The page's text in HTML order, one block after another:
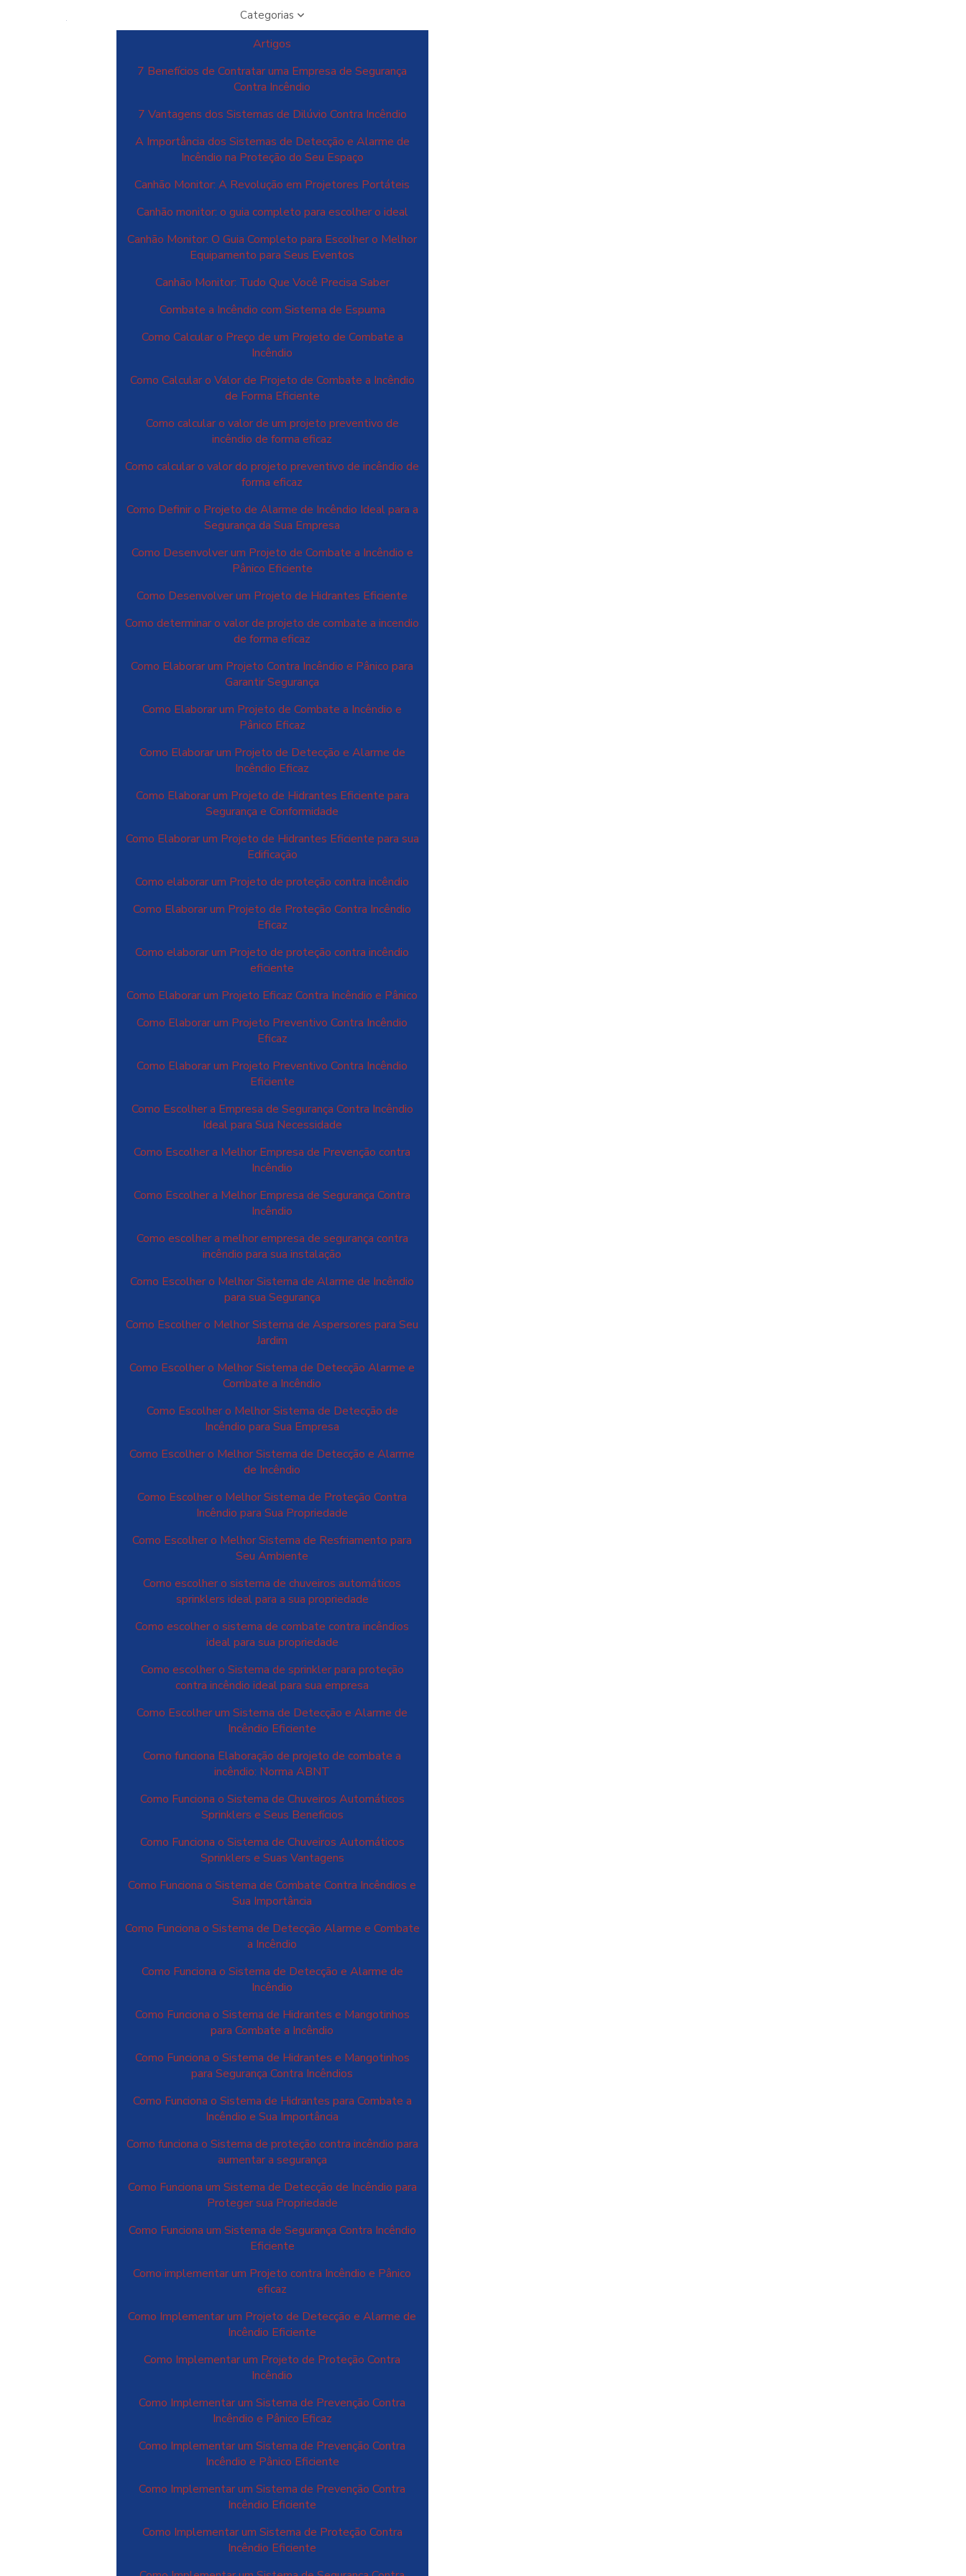
Categorias
Artigos
7 Benefícios de Contratar uma Empresa de Segurança
Contra Incêndio
7 Vantagens dos Sistemas de Dilúvio Contra Incêndio
A Importância dos Sistemas de Detecção e Alarme de
Incêndio na Proteção do Seu Espaço
Canhão Monitor: A Revolução em Projetores Portáteis
Canhão monitor: o guia completo para escolher o ideal
Canhão Monitor: O Guia Completo para Escolher o Melhor
Equipamento para Seus Eventos
Canhão Monitor: Tudo Que Você Precisa Saber
Combate a Incêndio com Sistema de Espuma
Como Calcular o Preço de um Projeto de Combate a
Incêndio
Como Calcular o Valor de Projeto de Combate a Incêndio
de Forma Eficiente
Como calcular o valor de um projeto preventivo de
incêndio de forma eficaz
Como calcular o valor do projeto preventivo de incêndio de
forma eficaz
Como Definir o Projeto de Alarme de Incêndio Ideal para a
Segurança da Sua Empresa
Como Desenvolver um Projeto de Combate a Incêndio e
Pânico Eficiente
Como Desenvolver um Projeto de Hidrantes Eficiente
Como determinar o valor de projeto de combate a incendio
de forma eficaz
Como Elaborar um Projeto Contra Incêndio e Pânico para
Garantir Segurança
Como Elaborar um Projeto de Combate a Incêndio e
Pânico Eficaz
Como Elaborar um Projeto de Detecção e Alarme de
Incêndio Eficaz
Como Elaborar um Projeto de Hidrantes Eficiente para
Segurança e Conformidade
Como Elaborar um Projeto de Hidrantes Eficiente para sua
Edificação
Como elaborar um Projeto de proteção contra incêndio
Como Elaborar um Projeto de Proteção Contra Incêndio
Eficaz
Como elaborar um Projeto de proteção contra incêndio
eficiente
Como Elaborar um Projeto Eficaz Contra Incêndio e Pânico
Como Elaborar um Projeto Preventivo Contra Incêndio
Eficaz
Como Elaborar um Projeto Preventivo Contra Incêndio
Eficiente
Como Escolher a Empresa de Segurança Contra Incêndio
Ideal para Sua Necessidade
Como Escolher a Melhor Empresa de Prevenção contra
Incêndio
Como Escolher a Melhor Empresa de Segurança Contra
Incêndio
Como escolher a melhor empresa de segurança contra
incêndio para sua instalação
Como Escolher o Melhor Sistema de Alarme de Incêndio
para sua Segurança
Como Escolher o Melhor Sistema de Aspersores para Seu
Jardim
Como Escolher o Melhor Sistema de Detecção Alarme e
Combate a Incêndio
Como Escolher o Melhor Sistema de Detecção de
Incêndio para Sua Empresa
Como Escolher o Melhor Sistema de Detecção e Alarme
de Incêndio
Como Escolher o Melhor Sistema de Proteção Contra
Incêndio para Sua Propriedade
Como Escolher o Melhor Sistema de Resfriamento para
Seu Ambiente
Como escolher o sistema de chuveiros automáticos
sprinklers ideal para a sua propriedade
Como escolher o sistema de combate contra incêndios
ideal para sua propriedade
Como escolher o Sistema de sprinkler para proteção
contra incêndio ideal para sua empresa
Como Escolher um Sistema de Detecção e Alarme de
Incêndio Eficiente
Como funciona Elaboração de projeto de combate a
incêndio: Norma ABNT
Como Funciona o Sistema de Chuveiros Automáticos
Sprinklers e Seus Benefícios
Como Funciona o Sistema de Chuveiros Automáticos
Sprinklers e Suas Vantagens
Como Funciona o Sistema de Combate Contra Incêndios e
Sua Importância
Como Funciona o Sistema de Detecção Alarme e Combate
a Incêndio
Como Funciona o Sistema de Detecção e Alarme de
Incêndio
Como Funciona o Sistema de Hidrantes e Mangotinhos
para Combate a Incêndio
Como Funciona o Sistema de Hidrantes e Mangotinhos
para Segurança Contra Incêndios
Como Funciona o Sistema de Hidrantes para Combate a
Incêndio e Sua Importância
Como funciona o Sistema de proteção contra incêndio para
aumentar a segurança
Como Funciona um Sistema de Detecção de Incêndio para
Proteger sua Propriedade
Como Funciona um Sistema de Segurança Contra Incêndio
Eficiente
Como implementar um Projeto contra Incêndio e Pânico
eficaz
Como Implementar um Projeto de Detecção e Alarme de
Incêndio Eficiente
Como Implementar um Projeto de Proteção Contra
Incêndio
Como Implementar um Sistema de Prevenção Contra
Incêndio e Pânico Eficaz
Como Implementar um Sistema de Prevenção Contra
Incêndio e Pânico Eficiente
Como Implementar um Sistema de Prevenção Contra
Incêndio Eficiente
Como Implementar um Sistema de Proteção Contra
Incêndio Eficiente